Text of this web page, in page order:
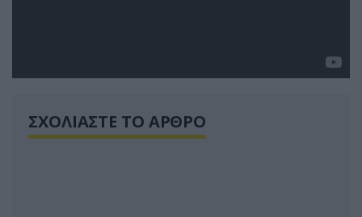
ΣΧΟΛΙΑΣΤΕ ΤΟ ΑΡΘΡΟ